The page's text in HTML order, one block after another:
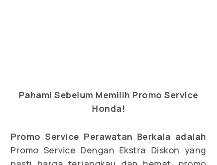
Pahami Sebelum Memilih Promo Service
Honda!
Promo Service Perawatan Berkala adalah
Promo Service Dengan Ekstra Diskon yang